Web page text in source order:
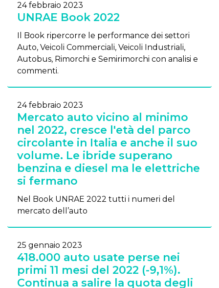
24 febbraio 2023
UNRAE Book 2022
Il Book ripercorre le performance dei settori
Auto, Veicoli Commerciali, Veicoli Industriali,
Autobus, Rimorchi e Semirimorchi con analisi e
commenti.
24 febbraio 2023
Mercato auto vicino al minimo
nel 2022, cresce l'età del parco
circolante in Italia e anche il suo
volume. Le ibride superano
benzina e diesel ma le elettriche
si fermano
Nel Book UNRAE 2022 tutti i numeri del
mercato dell’auto
25 gennaio 2023
418.000 auto usate perse nei
primi 11 mesi del 2022 (-9,1%).
Continua a salire la quota degli